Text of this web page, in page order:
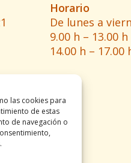
las cookies para
de estas
de navegación o
Horario
De lunes a
9.00 h – 13.00 h
14.00 h – 17.00